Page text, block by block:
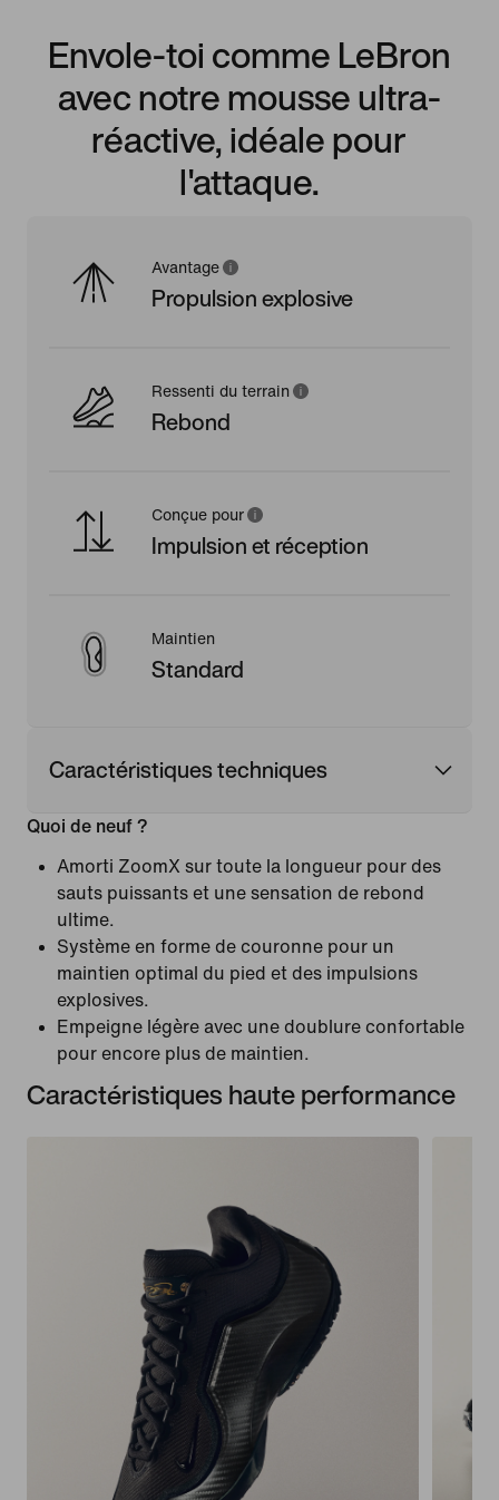
Envole-toi comme LeBron
avec notre mousse ultra-
réactive, idéale pour
l'attaque.
Avantage
Propulsion explosive
Ressenti du terrain
Rebond
Conçue pour
Impulsion et réception
Maintien
Standard
Caractéristiques techniques
Quoi de neuf ?
Amorti ZoomX sur toute la longueur pour des
sauts puissants et une sensation de rebond
ultime.
Système en forme de couronne pour un
maintien optimal du pied et des impulsions
explosives.
Empeigne légère avec une doublure confortable
pour encore plus de maintien.
Caractéristiques haute performance